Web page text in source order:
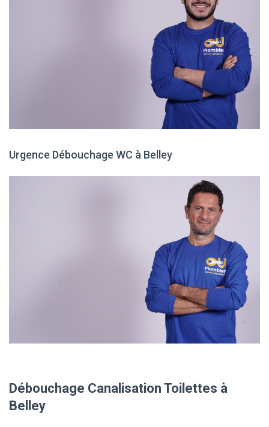
Urgence Débouchage WC à Belley
Débouchage Canalisation Toilettes à
Belley